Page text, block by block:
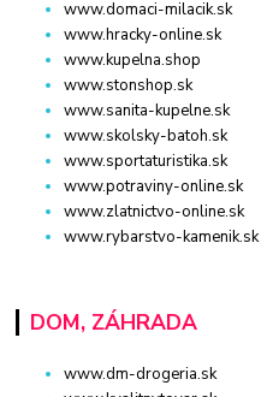
www.domaci-milacik.sk
www.hracky-online.sk
www.kupelna.shop
www.stonshop.sk
www.sanita-kupelne.sk
www.skolsky-batoh.sk
www.sportaturistika.sk
www.potraviny-online.sk
www.zlatnictvo-online.sk
www.rybarstvo-kamenik.sk
DOM, ZÁHRADA
www.dm-drogeria.sk